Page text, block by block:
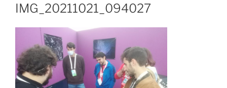
IMG_20211021_094027